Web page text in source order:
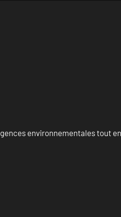
environnementales tout